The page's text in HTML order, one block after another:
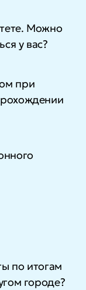
Можно
у вас?
при
по итогам
городе?